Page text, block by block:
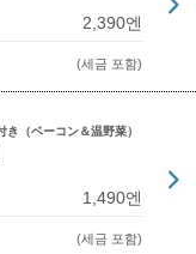
2,390엔
(세금 포함)
（ベーコン＆温野菜）
1,490엔
(세금 포함)